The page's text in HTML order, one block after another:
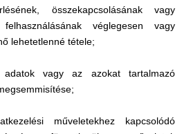
összekapcsolásának vagy
véglegesen vagy
lehetetlenné tétele;
adatok vagy az azokat tartalmazó
műveletekhez kapcsolódó